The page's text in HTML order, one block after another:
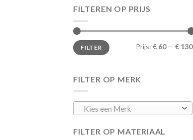
FILTEREN OP PRIJS
Min.
prijs
Max.
prijsFILTER Prijs: € 60— € 130
FILTER OP MERK
Kies een Merk
FILTER OP MATERIAAL